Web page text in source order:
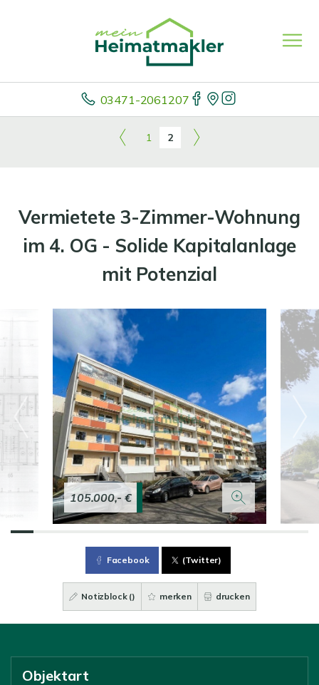
03471-2061207
1 2
Vermietete 3-Zimmer-Wohnung
im 4. OG - Solide Kapitalanlage
mit Potenzial
105.000,- €
Facebook (Twitter)
Notizblock () merken drucken
Objektart